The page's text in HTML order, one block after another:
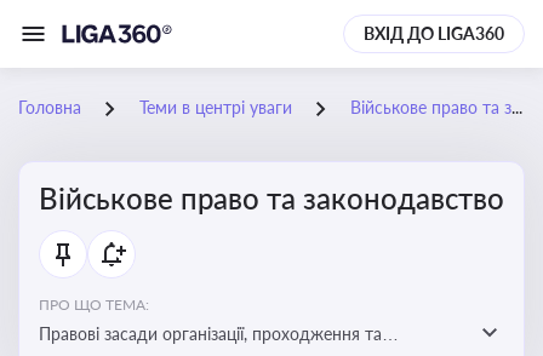
ВХІД ДО LIGA360
Головна Теми в центрі уваги Військове право та законодавство
Військове право та законодавство
ПРО ЩО ТЕМА:
Правові засади організації, проходження та